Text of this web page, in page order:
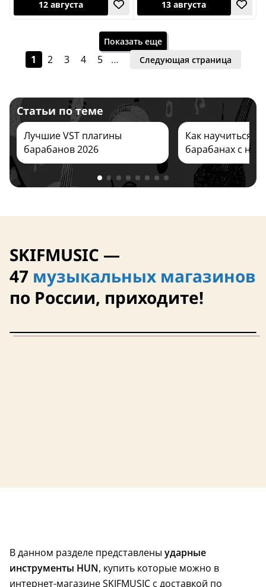
13 августа
12 августа
Показать еще
1 2 3 4 5 … Следующая страница
Статьи по теме
Лучшие VST плагины
барабанов 2026
Как научиться
барабанах с нуля
SKIFMUSIC —
47 музыкальных магазинов
по России, приходите!
В данном разделе представлены ударные
инструменты HUN, купить которые можно в
интернет-магазине SKIFMUSIC с доставкой по